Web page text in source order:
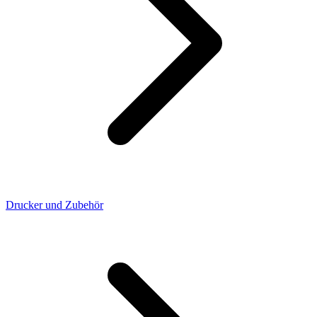
Drucker und Zubehör